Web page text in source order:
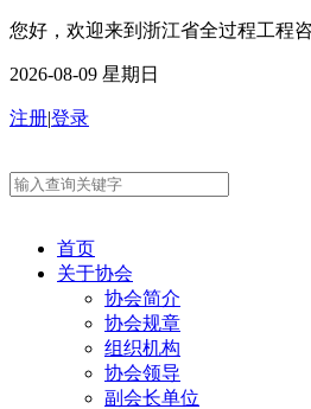
您好，欢迎来到浙江省全过程工程
2026-08-09 星期日
注册|登录
首页
关于协会
协会简介
协会规章
组织机构
协会领导
副会长单位